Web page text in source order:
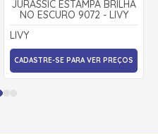
JURASSIC ESTAMPA BRILHA
NO ESCURO 9072 - LIVY
LIVY
CADASTRE-SE PARA VER PREÇOS